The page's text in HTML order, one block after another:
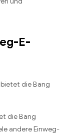
E-
die Bang
die Bang
andere Einweg-